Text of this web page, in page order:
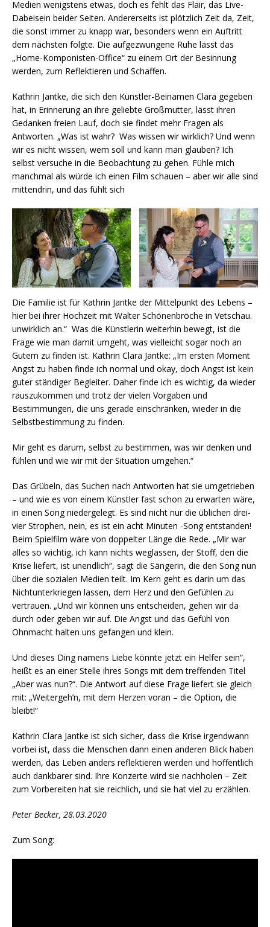
Medien wenigstens etwas, doch es fehlt das Flair, das Live-
Dabeisein beider Seiten. Andererseits ist plötzlich Zeit da, Zeit,
die sonst immer zu knapp war, besonders wenn ein Auftritt
dem nächsten folgte. Die aufgezwungene Ruhe lässt das
„Home-Komponisten-Office“ zu einem Ort der Besinnung
werden, zum Reflektieren und Schaffen.
Kathrin Jantke, die sich den Künstler-Beinamen Clara gegeben
hat, in Erinnerung an ihre geliebte Großmutter, lässt ihren
Gedanken freien Lauf, doch sie findet mehr Fragen als
Antworten. „Was ist wahr? Was wissen wir wirklich? Und wenn
wir es nicht wissen, wem soll und kann man glauben? Ich
selbst versuche in die Beobachtung zu gehen. Fühle mich
manchmal als würde ich einen Film schauen – aber wir alle sind
mittendrin, und das fühlt sich
Die Familie ist für Kathrin Jantke der Mittelpunkt des Lebens –
hier bei ihrer Hochzeit mit Walter Schönenbröche in Vetschau.
unwirklich an.“ Was die Künstlerin weiterhin bewegt, ist die
Frage wie man damit umgeht, was vielleicht sogar noch an
Gutem zu finden ist. Kathrin Clara Jantke: „Im ersten Moment
Angst zu haben finde ich normal und okay, doch Angst ist kein
guter ständiger Begleiter. Daher finde ich es wichtig, da wieder
rauszukommen und trotz der vielen Vorgaben und
Bestimmungen, die uns gerade einschränken, wieder in die
Selbstbestimmung zu finden.
Mir geht es darum, selbst zu bestimmen, was wir denken und
fühlen und wie wir mit der Situation umgehen.“
Das Grübeln, das Suchen nach Antworten hat sie umgetrieben
– und wie es von einem Künstler fast schon zu erwarten wäre,
in einen Song niedergelegt. Es sind nicht nur die üblichen drei-
vier Strophen, nein, es ist ein acht Minuten -Song entstanden!
Beim Spielfilm wäre von doppelter Länge die Rede. „Mir war
alles so wichtig, ich kann nichts weglassen, der Stoff, den die
Krise liefert, ist unendlich“, sagt die Sängerin, die den Song nun
über die sozialen Medien teilt. Im Kern geht es darin um das
Nichtunterkriegen lassen, dem Herz und den Gefühlen zu
vertrauen. „Und wir können uns entscheiden, gehen wir da
durch oder geben wir auf. Die Angst und das Gefühl von
Ohnmacht halten uns gefangen und klein.
Und dieses Ding namens Liebe könnte jetzt ein Helfer sein“,
heißt es an einer Stelle ihres Songs mit dem treffenden Titel
„Aber was nun?“. Die Antwort auf diese Frage liefert sie gleich
mit: „Weitergeh’n, mit dem Herzen voran – die Option, die
bleibt!“
Kathrin Clara Jantke ist sich sicher, dass die Krise irgendwann
vorbei ist, dass die Menschen dann einen anderen Blick haben
werden, das Leben anders reflektieren werden und hoffentlich
auch dankbarer sind. Ihre Konzerte wird sie nachholen – Zeit
zum Vorbereiten hat sie reichlich, und sie hat viel zu erzählen.
Peter Becker, 28.03.2020
Zum Song: